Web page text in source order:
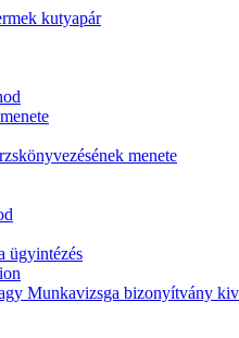
kutyapár
menete
ügyintézés
Munkavizsga bizonyítvány